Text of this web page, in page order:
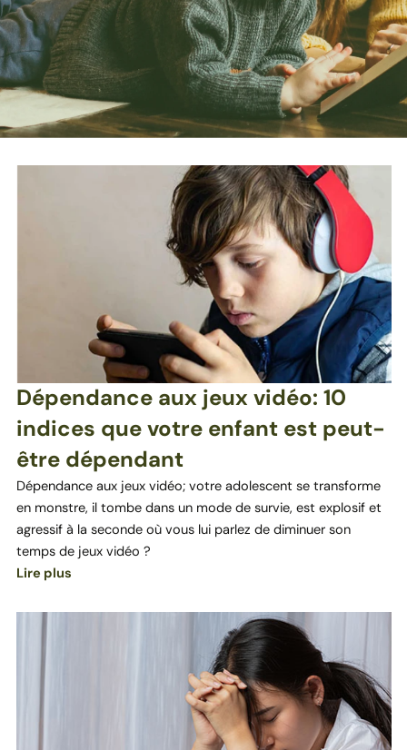
Dépendance aux jeux vidéo: 10
indices que votre enfant est peut-
être dépendant
Dépendance aux jeux vidéo; votre adolescent se transforme
en monstre, il tombe dans un mode de survie, est explosif et
agressif à la seconde où vous lui parlez de diminuer son
temps de jeux vidéo ?
Lire plus